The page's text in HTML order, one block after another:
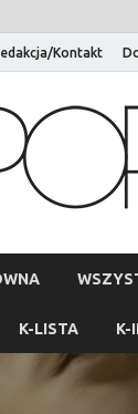
Kontakt
K-LISTA K-